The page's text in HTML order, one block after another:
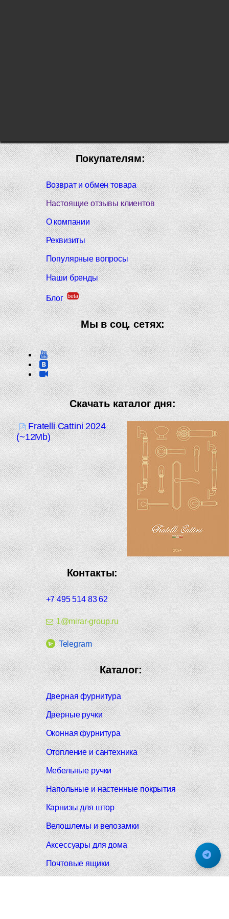
Покупателям:
Возврат и обмен товара
Настоящие отзывы клиентов
О компании
Реквизиты
Популярные вопросы
Наши бренды
Блог beta
Мы в соц. сетях:
Скачать каталог дня:
Fratelli Cattini 2024
(~12Mb)
Контакты:
+7 495 514 83 62
1@mirar-group.ru
Telegram
Каталог:
Дверная фурнитура
Дверные ручки
Оконная фурнитура
Отопление и сантехника
Мебельные ручки
Напольные и настенные покрытия
Карнизы для штор
Велошлемы и велозамки
Аксессуары для дома
Почтовые ящики